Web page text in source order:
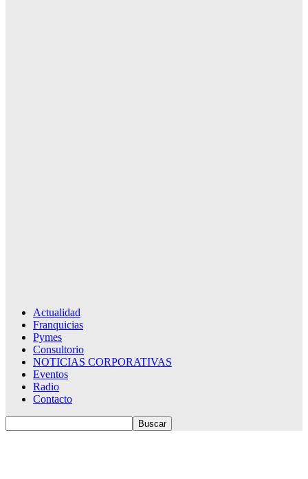
Actualidad
Franquicias
Pymes
Consultorio
NOTICIAS CORPORATIVAS
Eventos
Radio
Contacto